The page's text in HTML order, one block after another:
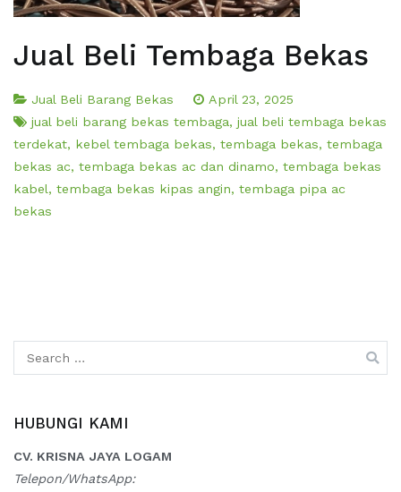
Jual Beli Tembaga Bekas
Jual Beli Barang Bekas
April 23, 2025
jual beli barang bekas tembaga, jual beli tembaga bekas
terdekat, kebel tembaga bekas, tembaga bekas, tembaga
bekas ac, tembaga bekas ac dan dinamo, tembaga bekas
kabel, tembaga bekas kipas angin, tembaga pipa ac
bekas
for:
HUBUNGI KAMI
CV. KRISNA JAYA LOGAM
Telepon/WhatsApp: